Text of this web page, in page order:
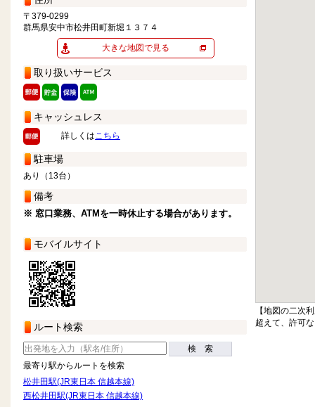
〒379-0299
群馬県安中市松井田町新堀１３７４
大きな地図で見る
取り扱いサービス
キャッシュレス
詳しくはこちら
駐車場
あり（13台）
備考
※ 窓口業務、ATMを一時休止する場合があります。
モバイルサイト
ルート検索
検 索
最寄り駅からルートを検索
松井田駅(JR東日本 信越本線)
西松井田駅(JR東日本 信越本線)
【地図の二次
超えて、許可